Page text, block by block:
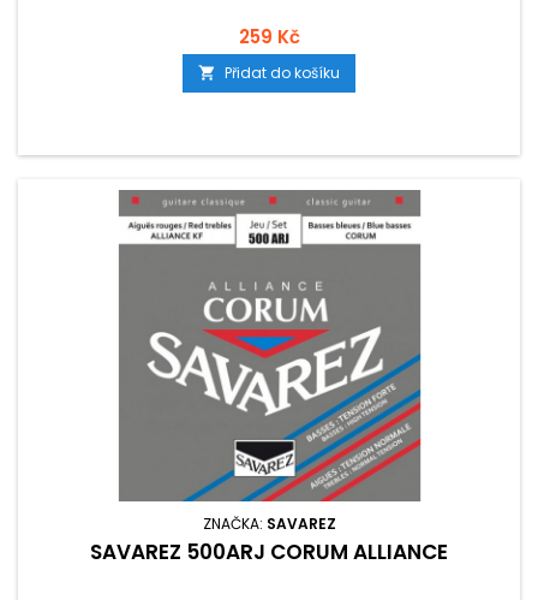
259 Kč
 Přidat do košíku
ZNAČKA: SAVAREZ
SAVAREZ 500ARJ CORUM ALLIANCE